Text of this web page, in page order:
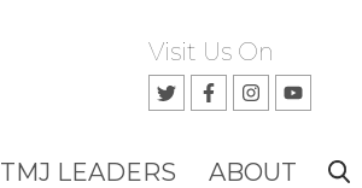
Visit Us On
TMJ LEADERS ABOUT